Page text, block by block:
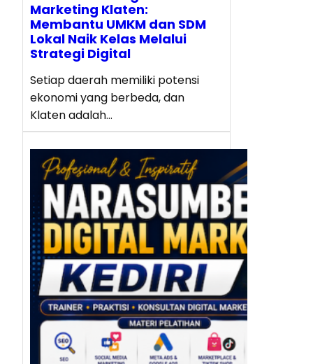
Marketing Klaten:
Membantu UMKM dan SDM
Lokal Naik Kelas Melalui
Strategi Digital
Setiap daerah memiliki potensi
ekonomi yang berbeda, dan
Klaten adalah…